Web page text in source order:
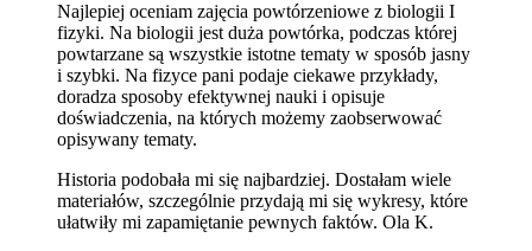
Najlepiej oceniam zajęcia powtórzeniowe z biologii I
fizyki. Na biologii jest duża powtórka, podczas której
powtarzane są wszystkie istotne tematy w sposób jasny
i szybki. Na fizyce pani podaje ciekawe przykłady,
doradza sposoby efektywnej nauki i opisuje
doświadczenia, na których możemy zaobserwować
opisywany tematy.
Historia podobała mi się najbardziej. Dostałam wiele
materiałów, szczególnie przydają mi się wykresy, które
ułatwiły mi zapamiętanie pewnych faktów. Ola K.